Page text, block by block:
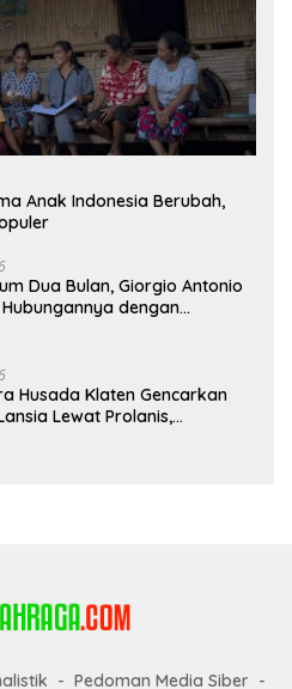
Anak Indonesia Berubah,
Dua Bulan, Giorgio Antonio
dengan
Husada Klaten Gencarkan
Lewat Prolanis,
Pedoman Media Siber